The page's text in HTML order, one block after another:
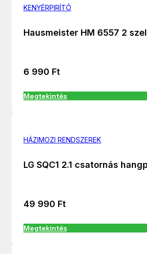
KENYÉRPIRÍTÓ
Hausmeister HM 6557 2
6 990 Ft
Megtekintés
HÁZIMOZI RENDSZEREK
LG SQC1 2.1 csatornás
49 990 Ft
Megtekintés